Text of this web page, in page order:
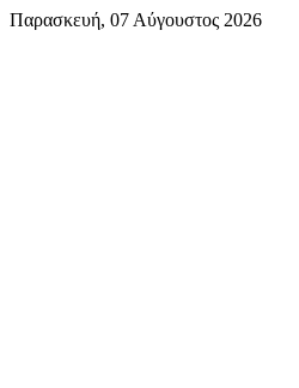
Παρασκευή, 07 Αύγουστος 2026